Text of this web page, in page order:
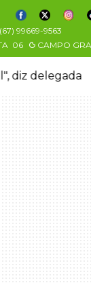
(67) 99669-9563
06 CAMPO
diz delegada